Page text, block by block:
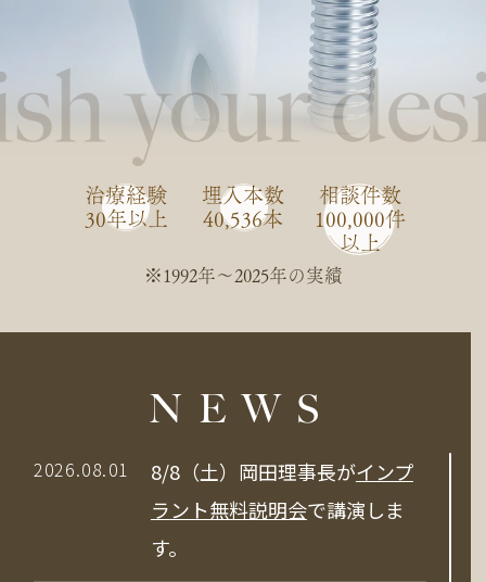
治療経験
30年以上
埋入本数
40,536本
相談件数
100,000件
以上
※1992年〜2025年の実績
NEWS
2026.08.01 8/8（土）岡田理事長がインプ
ラント無料説明会で講演しま
す。